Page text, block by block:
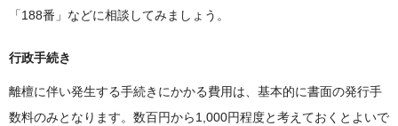
「188番」などに相談してみましょう。
行政手続き
離檀に伴い発生する手続きにかかる費用は、基本的に書面の発行手
数料のみとなります。数百円から1,000円程度と考えておくとよいで